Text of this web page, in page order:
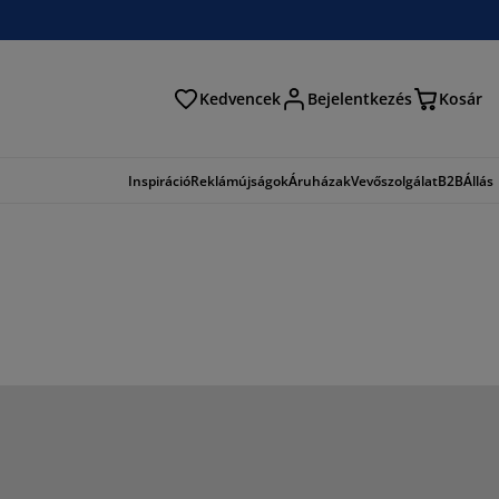
Kedvencek Bejelentkezés Kosár
InspirációReklámújságokÁruházakVevőszolgálatB2BÁllás